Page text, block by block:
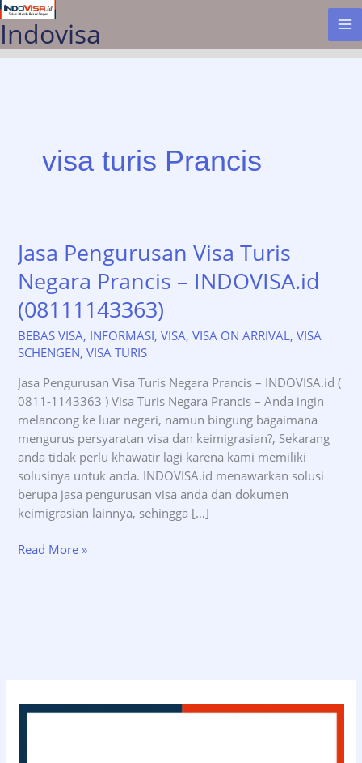
Lewati
ke
konten
Indovisa
visa turis Prancis
Jasa Pengurusan Visa Turis
Negara Prancis – INDOVISA.id
(08111143363)
BEBAS VISA, INFORMASI,VISA,VISA ON ARRIVAL,VISA
SCHENGEN,VISA TURIS
Jasa Pengurusan Visa Turis Negara Prancis – INDOVISA.id (
0811-1143363 ) Visa Turis Negara Prancis – Anda ingin
melancong ke luar negeri, namun bingung bagaimana
mengurus persyaratan visa dan keimigrasian?, Sekarang
anda tidak perlu khawatir lagi karena kami memiliki
solusinya untuk anda. INDOVISA.id menawarkan solusi
berupa jasa pengurusan visa anda dan dokumen
keimigrasian lainnya, sehingga […]
Jasa
Read More »